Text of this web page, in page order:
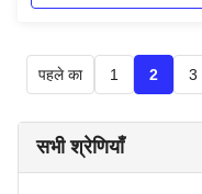
with Cross Decoration is
surface decoration and
assembly. Package
4pcs big plastic casket
casket ...
पहले का 1 2 3
सभी श्रेणियाँ